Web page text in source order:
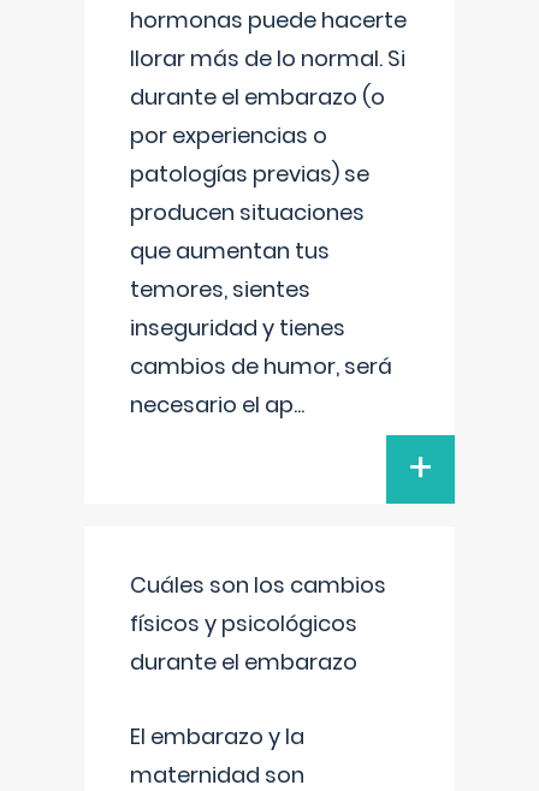
hormonas puede hacerte
llorar más de lo normal. Si
durante el embarazo (o
por experiencias o
patologías previas) se
producen situaciones
que aumentan tus
temores, sientes
inseguridad y tienes
cambios de humor, será
necesario el ap...
+
Cuáles son los cambios
físicos y psicológicos
durante el embarazo
El embarazo y la
maternidad son